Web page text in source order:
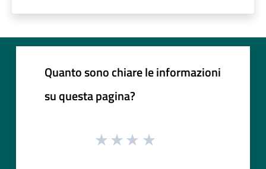
Quanto sono chiare le informazioni
su questa pagina?